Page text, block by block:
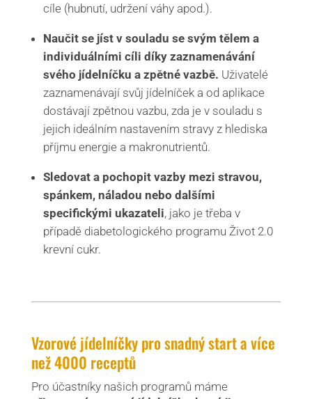
cíle (hubnutí, udržení váhy apod.).
Naučit se jíst v souladu se svým tělem a
individuálními cíli díky zaznamenávání
svého jídelníčku a zpětné vazbě. Uživatelé
zaznamenávají svůj jídelníček a od aplikace
dostávají zpětnou vazbu, zda je v souladu s
jejich ideálním nastavením stravy z hlediska
příjmu energie a makronutrientů.
Sledovat a pochopit vazby mezi stravou,
spánkem, náladou nebo dalšími
specifickými ukazateli, jako je třeba v
případě diabetologického programu Život 2.0
krevní cukr.
Vzorové jídelníčky pro snadný start a více
než 4000 receptů
Pro účastníky našich programů máme